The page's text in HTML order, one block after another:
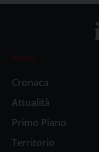
News
Cronaca
Attualità
Primo Piano
Territorio